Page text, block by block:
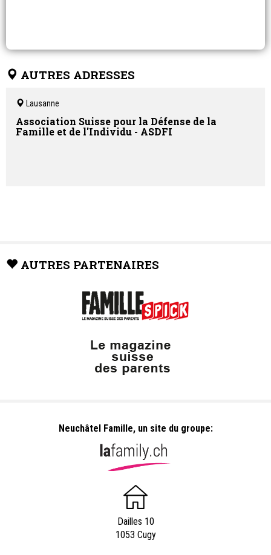
AUTRES ADRESSES
Lausanne
Association Suisse pour la Défense de la
Famille et de l'Individu - ASDFI
AUTRES PARTENAIRES
Neuchâtel Famille, un site du groupe:
Dailles 10
1053 Cugy